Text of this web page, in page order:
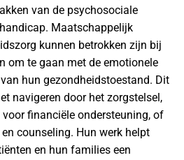
van de psychosociale
Maatschappelijk
kunnen betrokken zijn bij
om te gaan met de emotionele
hun gezondheidstoestand. Dit
navigeren door het zorgstelsel,
financiële ondersteuning, of
counseling. Hun werk helpt
en hun families een